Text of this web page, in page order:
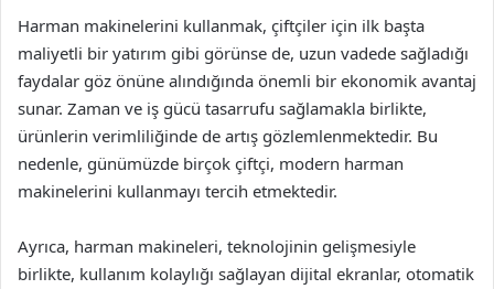
Harman makinelerini kullanmak, çiftçiler için ilk başta
maliyetli bir yatırım gibi görünse de, uzun vadede sağladığı
faydalar göz önüne alındığında önemli bir ekonomik avantaj
sunar. Zaman ve iş gücü tasarrufu sağlamakla birlikte,
ürünlerin verimliliğinde de artış gözlemlenmektedir. Bu
nedenle, günümüzde birçok çiftçi, modern harman
makinelerini kullanmayı tercih etmektedir.
Ayrıca, harman makineleri, teknolojinin gelişmesiyle
birlikte, kullanım kolaylığı sağlayan dijital ekranlar, otomatik